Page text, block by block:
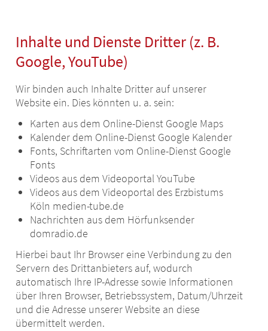
Inhalte und Dienste Dritter (z. B.
Google, YouTube)
Wir binden auch Inhalte Dritter auf unserer
Website ein. Dies könnten u. a. sein:
Karten aus dem Online-Dienst Google Maps
Kalender dem Online-Dienst Google Kalender
Fonts, Schriftarten vom Online-Dienst Google
Fonts
Videos aus dem Videoportal YouTube
Videos aus dem Videoportal des Erzbistums
Köln medien-tube.de
Nachrichten aus dem Hörfunksender
domradio.de
Hierbei baut Ihr Browser eine Verbindung zu den
Servern des Drittanbieters auf, wodurch
automatisch Ihre IP-Adresse sowie Informationen
über Ihren Browser, Betriebssystem, Datum/Uhrzeit
und die Adresse unserer Website an diese
übermittelt werden.